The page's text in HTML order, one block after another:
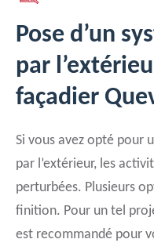
Pose d’un
par
façadier
Si vous avez opté pour
par l’extérieur, les
perturbées. Plusieurs
finition. Pour un tel
est recommandé pour